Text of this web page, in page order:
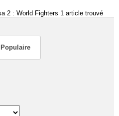
2 : World Fighters 1 article trouvé
Populaire